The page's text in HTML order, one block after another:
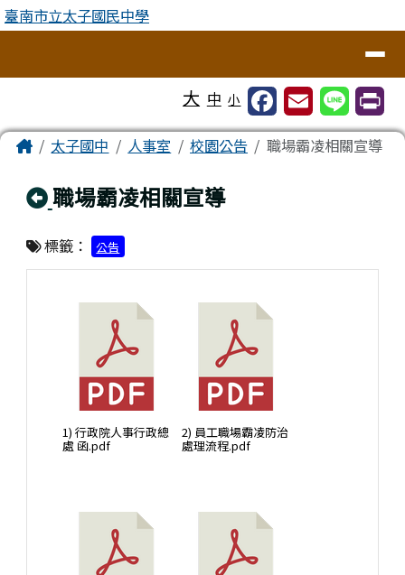
跳至主內容區
臺南市立太子國民中學
臺南市立太子國民中學
大 中 小
主內容區域
Home太子國中 人事室 校園公告 職場霸凌相關宣導
回上頁
職場霸凌相關宣導
標籤： 公告
1) 行政院人事行政總
處 函.pdf
2) 員工職場霸凌防治
處理流程.pdf
頁尾區域